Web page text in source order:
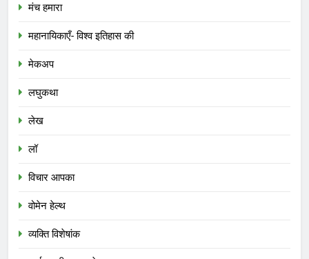
मंच हमारा
महानायिकाएँ- विश्व इतिहास की
मेकअप
लघुकथा
लेख
लॉ
विचार आपका
वोमेन हेल्थ
व्यक्ति विशेषांक